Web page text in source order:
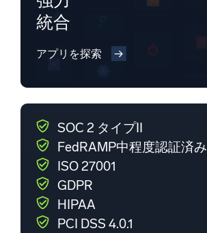
統合
アプリを探索
SOC 2 タイプII
FedRAMP中程度認証済み
ISO 27001
GDPR
HIPAA
PCI DSS 4.0.1